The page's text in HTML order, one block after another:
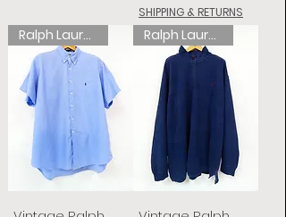
SHIPPING & RETURNS
Ralph Lauren Ralph Lauren